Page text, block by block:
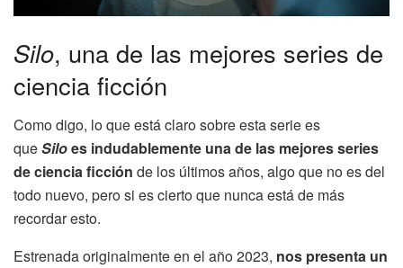
Silo, una de las mejores series de
ciencia ficción
Como digo, lo que está claro sobre esta serie es
queSiloes indudablemente una de las mejores series
de ciencia ficción de los últimos años, algo que no es del
todo nuevo, pero si es cierto que nunca está de más
recordar esto.
Estrenada originalmente en el año 2023, nos presenta un